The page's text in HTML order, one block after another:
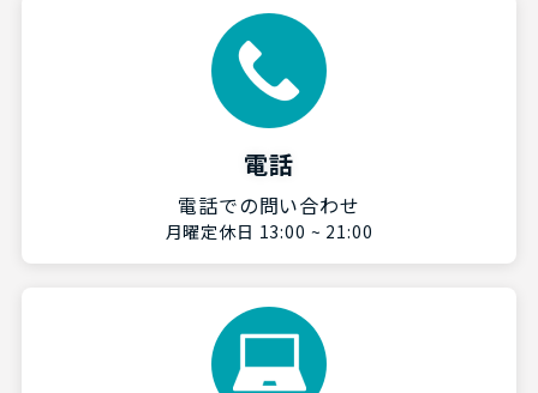
電話
電話での問い合わせ
月曜定休日 13:00 ~ 21:00